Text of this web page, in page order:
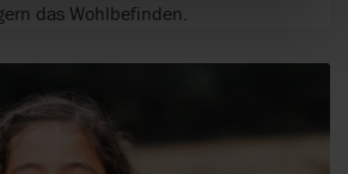
das Wohlbefinden.